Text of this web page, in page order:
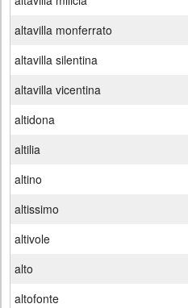
altavilla monferrato
altavilla silentina
altavilla vicentina
altidona
altilia
altino
altissimo
altivole
alto
altofonte